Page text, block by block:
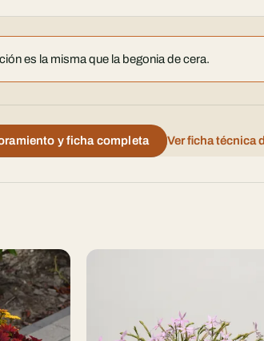
es la misma que la begonia de cera.
y ficha completa Ver ficha técnica